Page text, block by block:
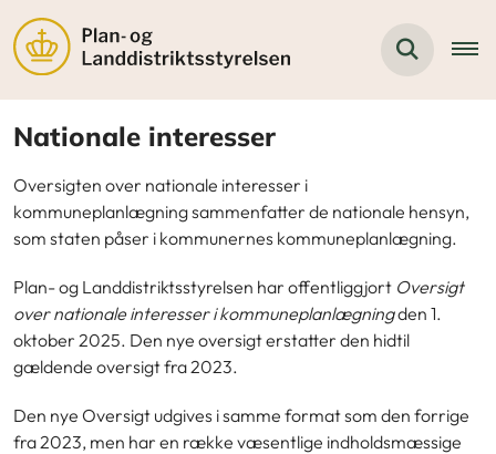
Nationale interesser
Oversigten over nationale interesser i
kommuneplanlægning sammenfatter de nationale hensyn,
som staten påser i kommunernes kommuneplanlægning.
Plan- og Landdistriktsstyrelsen har offentliggjort Oversigt
over nationale interesser i kommuneplanlægningden 1.
oktober 2025. Den nye oversigt erstatter den hidtil
gældende oversigt fra 2023.
Den nye Oversigt udgives i samme format som den forrige
fra 2023, men har en række væsentlige indholdsmæssige